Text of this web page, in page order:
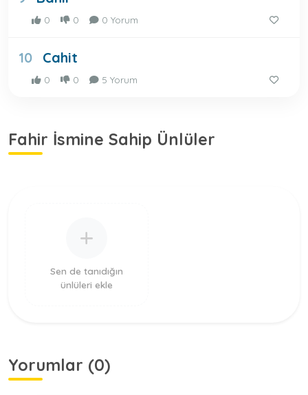
0 0 0 Yorum
10 Cahit
0 0 5 Yorum
Fahir İsmine Sahip Ünlüler
Sen de tanıdığın
ünlüleri ekle
Yorumlar (0)